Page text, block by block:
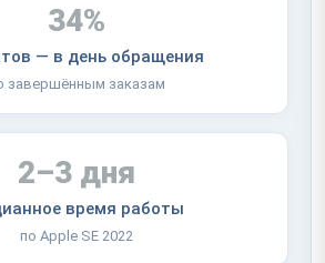
34%
— в день обращения
завершённым заказам
2–3 дня
время работы
по Apple SE 2022